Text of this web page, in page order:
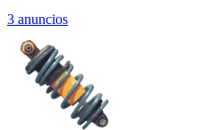
3 anuncios